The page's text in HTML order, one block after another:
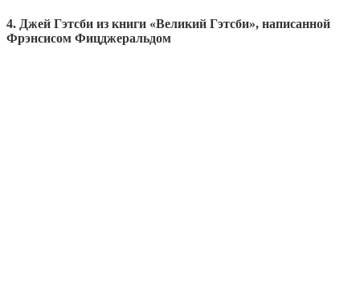
4. Джей Гэтсби из книги «Великий Гэтсби», написанной
Фрэнсисом Фицджеральдом